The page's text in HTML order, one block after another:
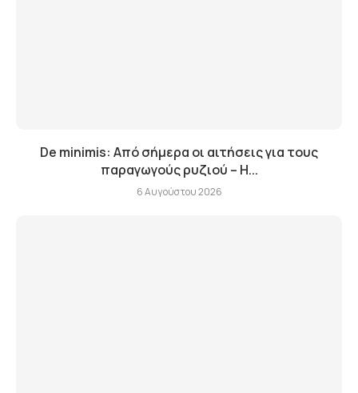
De minimis: Από σήμερα οι αιτήσεις για τους
παραγωγούς ρυζιού – Η...
6 Αυγούστου 2026